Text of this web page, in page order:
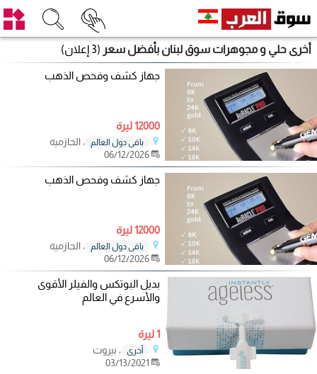
أخرى حلي و مجوهرات سوق لبنان بأفضل سعر (3 إعلان)
جهاز كشف وفحص الذهب
12000 ليرة
باقي دول العالم
، الحازمية
06/12/2026
جهاز كشف وفحص الذهب
12000 ليرة
باقي دول العالم
، الحازمية
06/12/2026
بديل البوتكس والفيلر الأقوى
والأسرع في العالم
1 ليرة
أخرى
، بيروت